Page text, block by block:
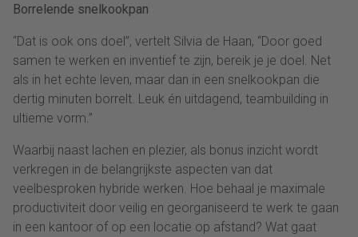
Borrelende snelkookpan
“Dat is ook ons doel”, vertelt Silvia de Haan, “Door goed
samen te werken en inventief te zijn, bereik je je doel. Net
als in het echte leven, maar dan in een snelkookpan die
dertig minuten borrelt. Leuk én uitdagend, teambuilding in
ultieme vorm.”
Waarbij naast lachen en plezier, als bonus inzicht wordt
verkregen in de belangrijkste aspecten van dat
veelbesproken hybride werken. Hoe behaal je maximale
productiviteit door veilig en georganiseerd te werk te gaan
in een kantoor of op een locatie op afstand? Wat gaat